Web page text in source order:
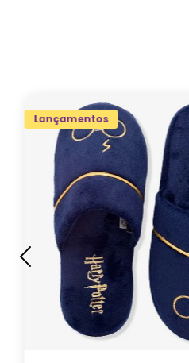
Lançamentos
G GG M
ADICIONAR AO
CARRINHO